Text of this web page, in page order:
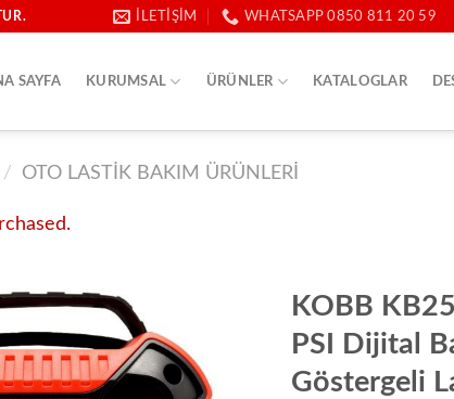
İLETIŞIM WHATSAPP 0850 811 20 59
SAYFA KURUMSAL ÜRÜNLER KATALOGLAR
/ OTO LASTIK BAKIM ÜRÜNLERI
KOBB
PSI Dijital
Göstergeli